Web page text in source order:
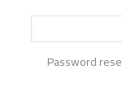
Password